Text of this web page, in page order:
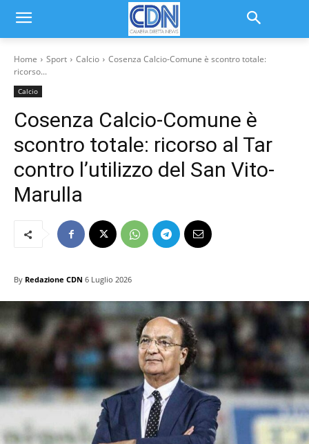
Home Sport Calcio
Cosenza Calcio-Comune è scontro totale:
ricorso...
Calcio
Cosenza Calcio-Comune è
scontro totale: ricorso al Tar
contro l’utilizzo del San Vito-
Marulla
By Redazione CDN 6 Luglio 2026